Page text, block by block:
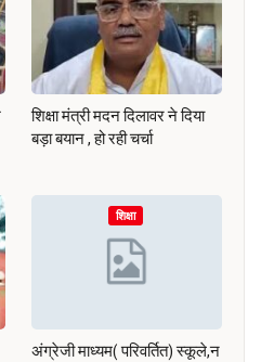
शिक्षा मंत्री मदन दिलावर ने दिया
बड़ा बयान , हो रही चर्चा
शिक्षा
अंग्रेजी माध्यम( परिवर्तित) स्कूले,न